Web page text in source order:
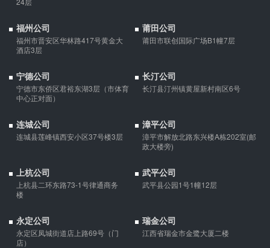
微信转账凭证能证明存在借款关系吗？
出借人只提供微信转账凭证，只能证明双方的借贷关系生效，但是
夫妻一方死亡后,债务怎么处理？
的，应当按夫妻共同债务处理。
福州公司
福州市晋安区华林路417号黄金大
酒店3层
莆田公司
莆田市联创国际广场B1幢7层
宁德公司
宁德市东侨区君裕东湖3层（市体育
中心正对面）
长汀公司
长汀县汀州镇黄屋新村南区6号
连城公司
连城县莲峰镇西安小区37号楼3层
漳平公司
漳平市解放北路东兴楼A栋202室(邮
政大楼旁)
上杭公司
上杭县二环东路73-1号律通商务
楼
武平公司
武平县公园1号1幢12层
永定公司
永定区凤城街道店上路69号（门
店）
瑞金公司
江西省瑞金市金鹭大厦二楼